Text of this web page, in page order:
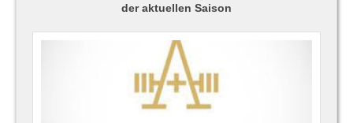
der aktuellen Saison